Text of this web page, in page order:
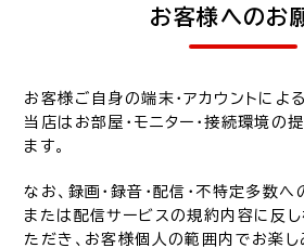
お客様へのお
お客様ご自身の端末・アカウントによ
当店はお部屋・モニター・接続環境の
ます。
なお、録画・録音・配信・不特定多数
または配信サービスの規約内容に反
ただき、お客様個人の範囲内でお楽し